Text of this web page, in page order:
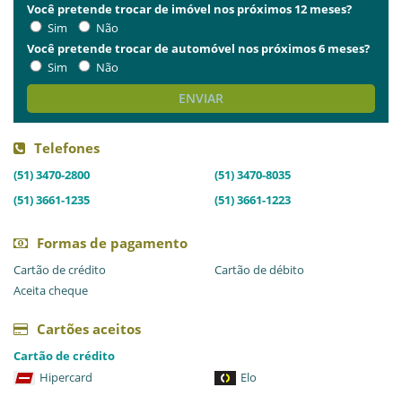
Você pretende trocar de imóvel nos próximos 12 meses?
Sim
Não
Você pretende trocar de automóvel nos próximos 6 meses?
Sim
Não
ENVIAR
Telefones
(51) 3470-2800
(51) 3470-8035
(51) 3661-1235
(51) 3661-1223
Formas de pagamento
Cartão de crédito
Cartão de débito
Aceita cheque
Cartões aceitos
Cartão de crédito
Hipercard
Elo